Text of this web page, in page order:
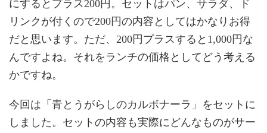
にするとプラス200円。セットはパン、サラダ、ド
リンクが付くので200円の内容としてはかなりお得
だと思います。ただ、200円プラスすると1,000円な
んですよね。それをランチの価格としてどう考える
かですね。
今回は「青とうがらしのカルボナーラ」をセットに
しました。セットの内容も実際にどんなものがサー